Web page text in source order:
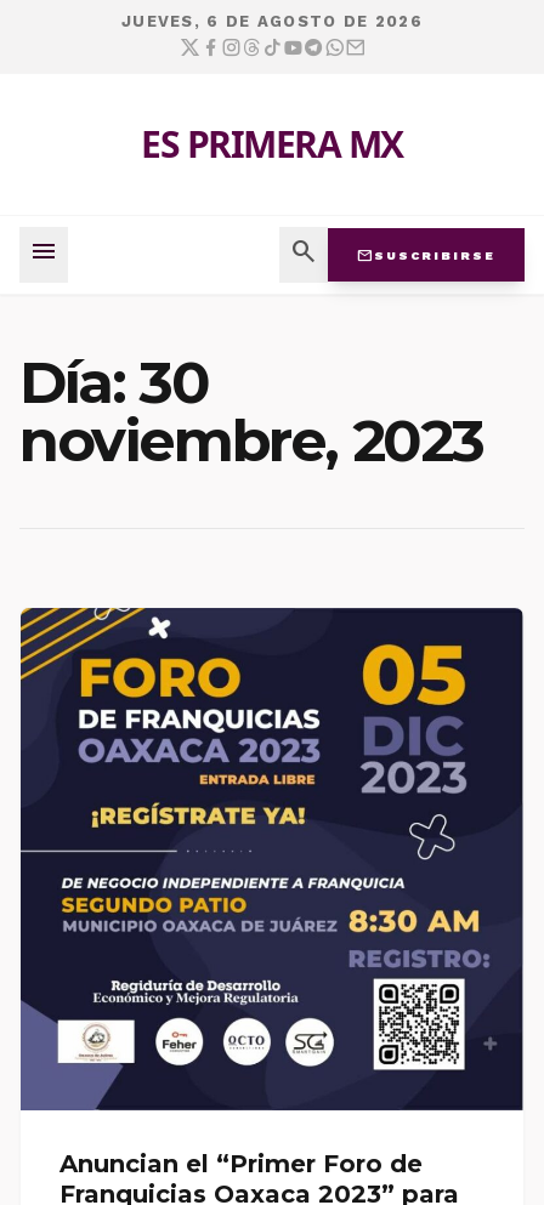
JUEVES, 6 DE AGOSTO DE 2026
ES PRIMERA MX
menu search mail SUSCRIBIRSE
Día:30
noviembre, 2023
Anuncian el “Primer Foro de
Franquicias Oaxaca 2023” para